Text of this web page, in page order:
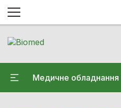
Медичне обладнання